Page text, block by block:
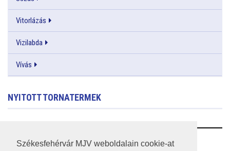
Székesfehérvár MJV weboldalain cookie-at
Vitorlázás
Vizilabda
Vívás
NYITOTT TORNATERMEK
RSS